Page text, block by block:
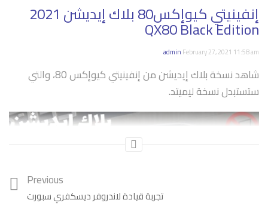
إنفينيتي كيوإكس80 بلاك إيديشن 2021
QX80 Black Edition
admin February 27, 2021 11:58 am
شاهد نسخة بلاك إيديشن من إنفينيتي كيوإكس 80، والتي
ستستبدل نسخة ليميتد.
Previous
تجربة قيادة لاندروفر ديسكفري سبورت